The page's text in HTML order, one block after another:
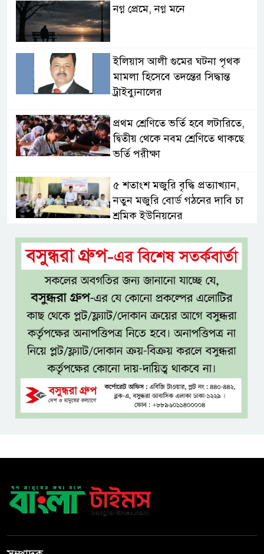
নগ্ন প্রেমে, নগ্ন মনে
ইলিয়াস আলী গুমের ঘটনা পৃথক
মামলা হিসেবে তদন্তের সিদ্ধান্ত
ট্রাইব্যুনালের
প্রথম শ্রেণিতে ভর্তি হবে লটারিতে,
দ্বিতীয় থেকে নবম শ্রেণিতে থাকছে
ভর্তি পরীক্ষা
৫ শতাংশ মজুরি বৃদ্ধি প্রত্যাখ্যান,
নতুন মজুরি বোর্ড গঠনের দাবি চা
শ্রমিক ইউনিয়নের
টাঙ্গাইল জেলা পরিষদের উদ্যোগে
২৩ লাখ টাকার আর্থিক অনুদানের
চেক বিতরণ
ধলেশ্বরী থেকে অবৈধ বালু উত্তোলন,
হুমকিতে শামসুল হক সেতু
বঙ্গভবনের নতুন বাসিন্দা কি মির্জা
ফখরুল? বিএনপিতে জোর
আলোচনা, সিদ্ধান্ত নেবেন তারেক
রহমান
বাংলাদেশে এলো থাইল্যান্ডের শীর্ষ
কফি ব্র্যান্ড ‘ক্যাফে আমাজন